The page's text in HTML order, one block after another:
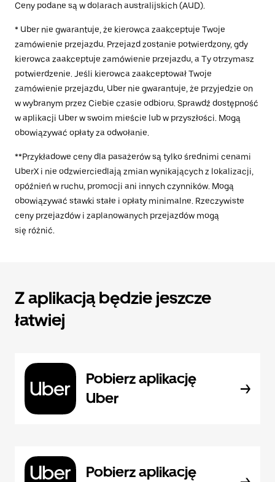
Ceny podane są w dolarach australijskich (AUD).
* Uber nie gwarantuje, że kierowca zaakceptuje Twoje
zamówienie przejazdu. Przejazd zostanie potwierdzony, gdy
kierowca zaakceptuje zamówienie przejazdu, a Ty otrzymasz
potwierdzenie. Jeśli kierowca zaakceptował Twoje
zamówienie przejazdu, Uber nie gwarantuje, że przyjedzie on
w wybranym przez Ciebie czasie odbioru. Sprawdź dostępność
w aplikacji Uber w swoim mieście lub w przyszłości. Mogą
obowiązywać opłaty za odwołanie.
**Przykładowe ceny dla pasażerów są tylko średnimi cenami
UberX i nie odzwierciedlają zmian wynikających z lokalizacji,
opóźnień w ruchu, promocji ani innych czynników. Mogą
obowiązywać stawki stałe i opłaty minimalne. Rzeczywiste
ceny przejazdów i zaplanowanych przejazdów mogą
się różnić.
Z aplikacją będzie jeszcze
łatwiej
Pobierz aplikację
Uber
Pobierz aplikację